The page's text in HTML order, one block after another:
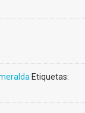
Etiquetas: